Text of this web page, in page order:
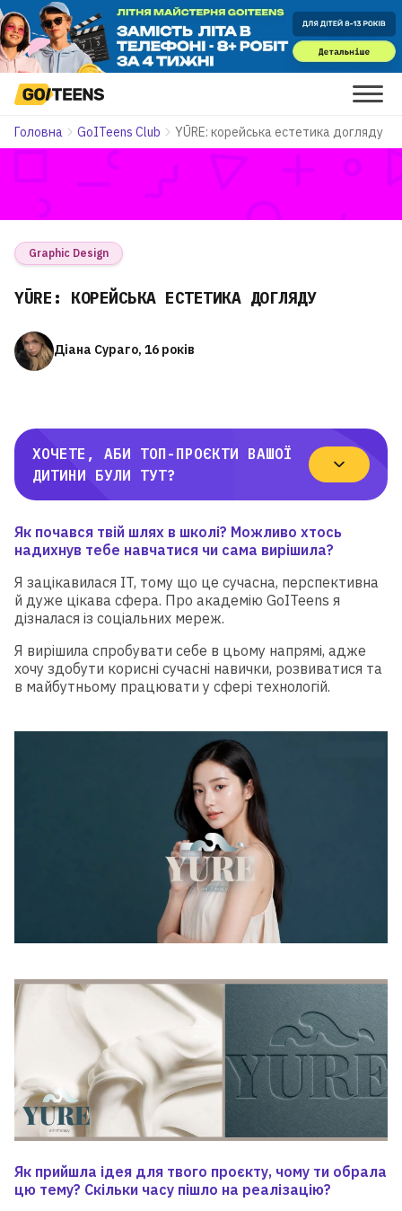
Головна GoITeens Club YŪRE: корейська естетика догляду
Graphic Design
YŪRE: КОРЕЙСЬКА ЕСТЕТИКА ДОГЛЯДУ
Діана Сураго, 16 років
ХОЧЕТЕ, АБИ ТОП-ПРОЄКТИ ВАШОЇ
ДИТИНИ БУЛИ ТУТ?
Як почався твій шлях в школі? Можливо хтось
надихнув тебе навчатися чи сама вирішила?
Я зацікавилася IT, тому що це сучасна, перспективна
й дуже цікава сфера. Про академію GoITeens я
дізналася із соціальних мереж.
Я вирішила спробувати себе в цьому напрямі, адже
хочу здобути корисні сучасні навички, розвиватися та
в майбутньому працювати у сфері технологій.
Як прийшла ідея для твого проєкту, чому ти обрала
цю тему? Скільки часу пішло на реалізацію?